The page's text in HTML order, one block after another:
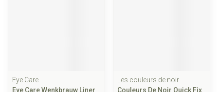
Eye Care
Eye Care Wenkbrauw Liner
Les couleurs de noir
Couleurs De Noir Quick Fix